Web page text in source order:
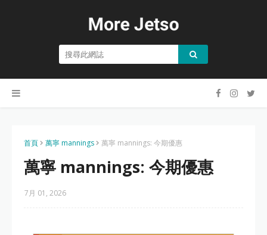
首頁 萬寧 mannings 萬寧 mannings: 今期優惠
萬寧 mannings: 今期優惠
7月 01, 2026